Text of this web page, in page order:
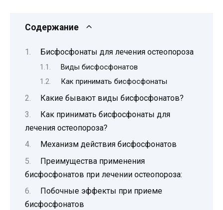
Содержание
Бисфосфонаты для лечения остеопороза
Виды бисфосфонатов
Как принимать бисфосфонаты
Какие бывают виды бисфосфонатов?
Как принимать бисфосфонаты для
лечения остеопороза?
Механизм действия бисфосфонатов
Преимущества применения
бисфосфонатов при лечении остеопороза:
Побочные эффекты при приеме
бисфосфонатов